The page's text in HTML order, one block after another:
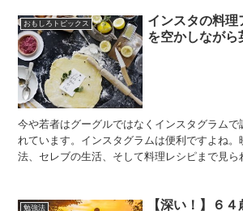
おもしろトピックス
インスタの料理
を空かしながら
今や若者はグーグルではなくインスタグラムで
れています。インスタグラムは便利ですよね
法、セレブの生活、そして料理レシピまで見ら
勉強法
【深い！】６